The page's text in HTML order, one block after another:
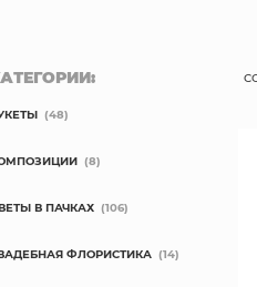
(48)
(8)
В ПАЧКАХ (106)
ФЛОРИСТИКА (14)